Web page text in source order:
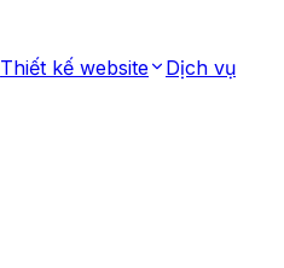
Thiết kế website
Dịch vụ